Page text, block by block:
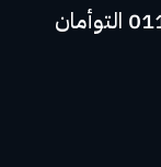
01003308192 – 01154450406 التوأمان